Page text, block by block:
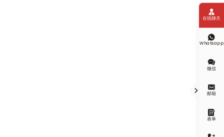

在线聊天

Whatsapp

微信

邮箱

表单
